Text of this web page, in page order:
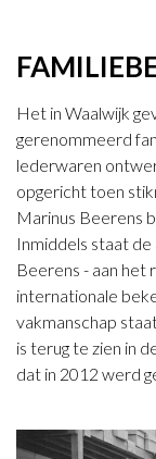
Het in Waalwijk
gerenommeerd
lederwaren
opgericht toen
Marinus Beerens
Inmiddels staat
Beerens - aan het
internationale
vakmanschap
is terug te zien in
dat in 2012 werd